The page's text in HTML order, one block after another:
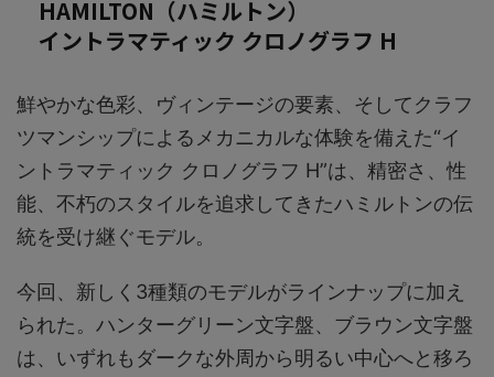
HAMILTON（ハミルトン）
イントラマティック クロノグラフ H
鮮やかな色彩、ヴィンテージの要素、そしてクラフ
ツマンシップによるメカニカルな体験を備えた“イ
ントラマティック クロノグラフ H”は、精密さ、性
能、不朽のスタイルを追求してきたハミルトンの伝
統を受け継ぐモデル。
今回、新しく3種類のモデルがラインナップに加え
られた。ハンターグリーン文字盤、ブラウン文字盤
は、いずれもダークな外周から明るい中心へと移ろ